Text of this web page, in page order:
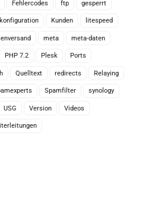
Fehlercodes ftp gesperrt
konfiguration Kunden litespeed
meta meta-daten
PHP 7.2 Plesk Ports
Quelltext redirects Relaying
Spamfilter synology
USG Version Videos